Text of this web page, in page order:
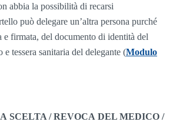
abbia la possibilità di recarsi
può delegare un’altra persona purché
e firmata, del documento di identità del
e tessera sanitaria del delegante (Modulo
SCELTA / REVOCA DEL MEDICO /